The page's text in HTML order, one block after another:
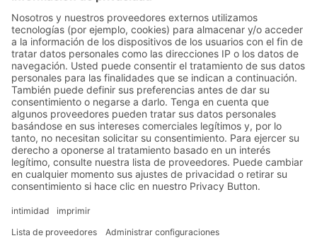
alcanzar sus objetivos
Soluciones
Soluciones intralogísticas